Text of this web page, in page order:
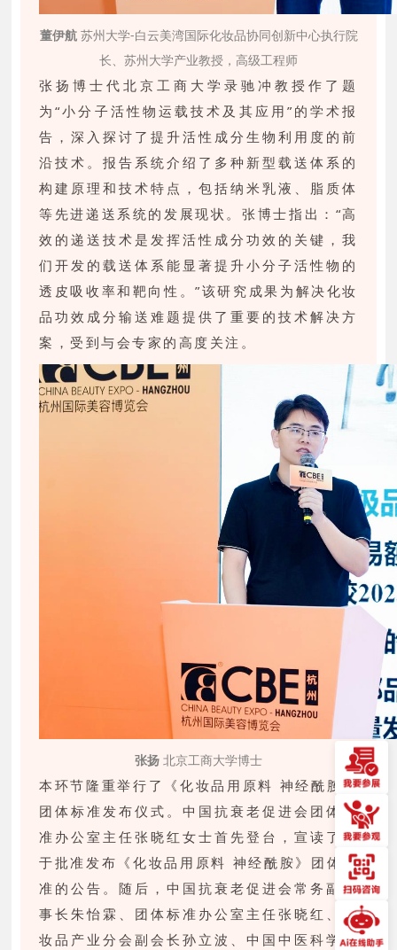
董伊航苏州大学-白云美湾国际化妆品协同创新中心执行院
长、苏州大学产业教授，高级工程师
张扬博士代北京工商大学录驰冲教授作了题
为“小分子活性物运载技术及其应用”的学术报
告，深入探讨了提升活性成分生物利用度的前
沿技术。报告系统介绍了多种新型载送体系的
构建原理和技术特点，包括纳米乳液、脂质体
等先进递送系统的发展现状。张博士指出：“高
效的递送技术是发挥活性成分功效的关键，我
们开发的载送体系能显著提升小分子活性物的
透皮吸收率和靶向性。”该研究成果为解决化妆
品功效成分输送难题提供了重要的技术解决方
案，受到与会专家的高度关注。
张扬 北京工商大学博士
本环节隆重举行了《化妆品用原料 神经酰胺》
团体标准发布仪式。中国抗衰老促进会团体标
准办公室主任张晓红女士首先登台，宣读了关
于批准发布《化妆品用原料 神经酰胺》团体标
准的公告。随后，中国抗衰老促进会常务副理
事长朱怡霖、团体标准办公室主任张晓红、化
妆品产业分会副会长孙立波、中国中医科学院